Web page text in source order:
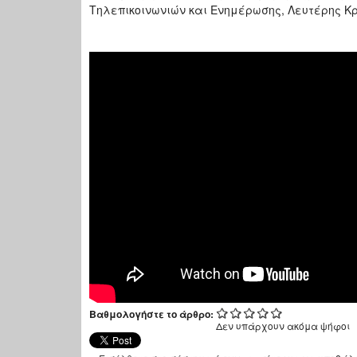
Τηλεπικοινωνιών και Ενημέρωσης, Λευτέρης
Βαθμολογήστε το άρθρο:
Δεν υπάρχουν ακόμα ψήφοι